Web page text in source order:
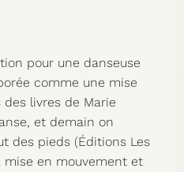
pour une danseuse
comme une mise
livres de Marie
et demain on
des pieds (Éditions Les
mise en mouvement et